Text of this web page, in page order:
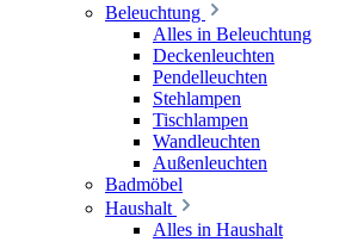
Beleuchtung
Alles in Beleuchtung
Deckenleuchten
Pendelleuchten
Stehlampen
Tischlampen
Wandleuchten
Außenleuchten
Badmöbel
Haushalt
Alles in Haushalt